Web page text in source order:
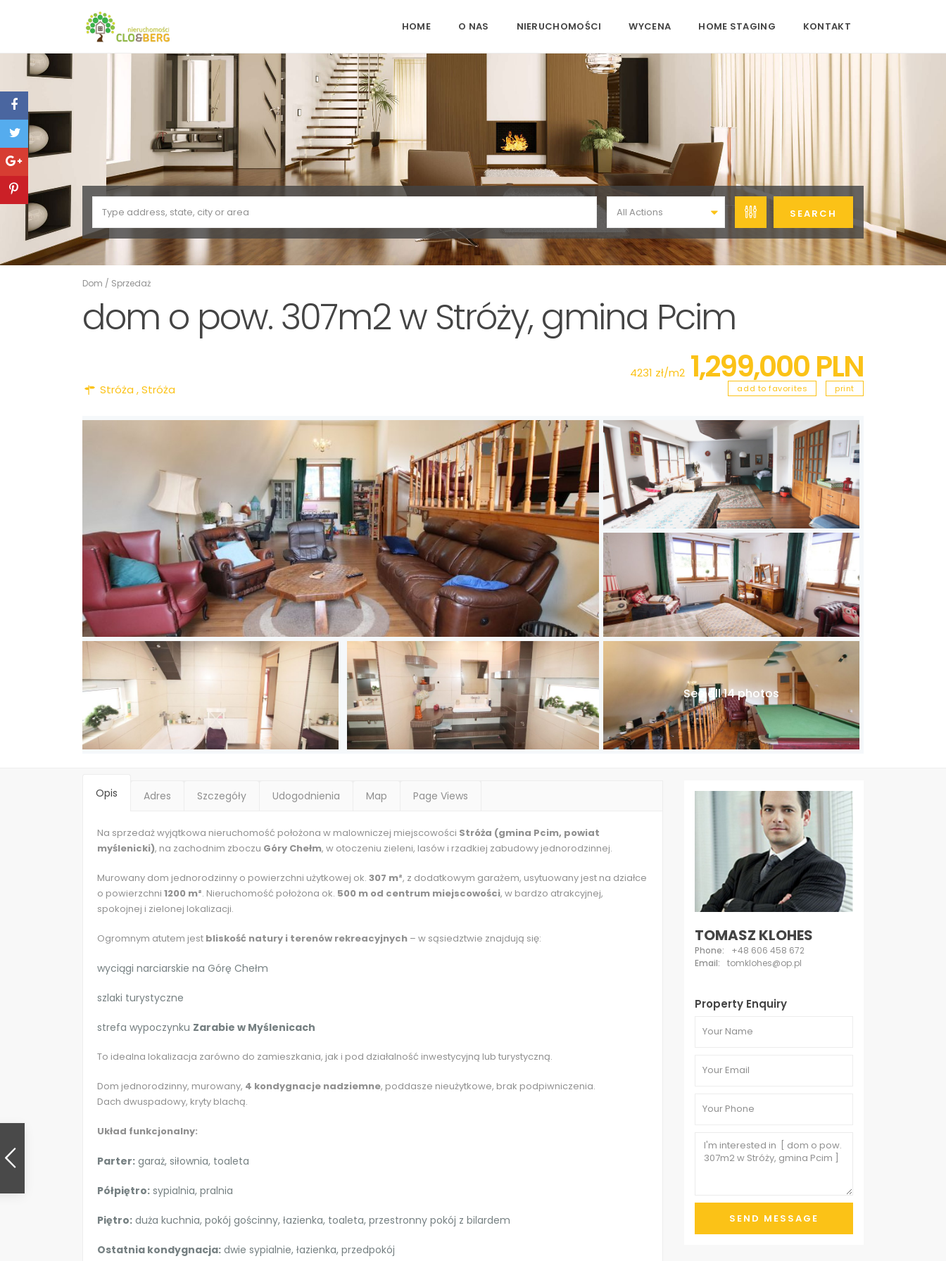
HOME O NAS NIERUCHOMOŚCI WYCENA HOME STAGING KONTAKT
All Actions
Dom / Sprzedaż
dom o pow. 307m2 w Stróży, gmina Pcim
4231 zł/m2 1,299,000 PLN
Stróża ,Stróża add to favorites print
See all 14 photos
Opis Adres Szczegóły Udogodnienia Map Page Views
Na sprzedaż wyjątkowa nieruchomość położona w malowniczej miejscowości Stróża (gmina Pcim, powiat
myślenicki), na zachodnim zboczu Góry Chełm, w otoczeniu zieleni, lasów i rzadkiej zabudowy jednorodzinnej.
Murowany dom jednorodzinny o powierzchni użytkowej ok. 307 m², z dodatkowym garażem, usytuowany jest na działce
o powierzchni 1200 m². Nieruchomość położona ok. 500 m od centrum miejscowości, w bardzo atrakcyjnej,
spokojnej i zielonej lokalizacji.
Ogromnym atutem jest bliskość natury i terenów rekreacyjnych – w sąsiedztwie znajdują się:
wyciągi narciarskie na Górę Chełm
szlaki turystyczne
strefa wypoczynku Zarabie w Myślenicach
To idealna lokalizacja zarówno do zamieszkania, jak i pod działalność inwestycyjną lub turystyczną.
Dom jednorodzinny, murowany, 4 kondygnacje nadziemne, poddasze nieużytkowe, brak podpiwniczenia.
Dach dwuspadowy, kryty blachą.
Układ funkcjonalny:
Parter: garaż, siłownia, toaleta
Półpiętro: sypialnia, pralnia
Piętro: duża kuchnia, pokój gościnny, łazienka, toaleta, przestronny pokój z bilardem
Ostatnia kondygnacja: dwie sypialnie, łazienka, przedpokój
TOMASZ KLOHES
Phone:
+48 606 458 672
Email:
tomklohes@op.pl
Property Enquiry